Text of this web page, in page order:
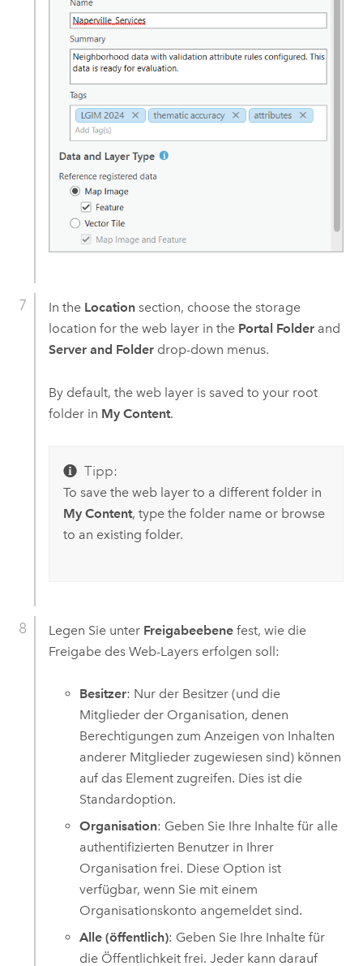
In the Locationsection, choose the storage
location for the web layer in the Portal Folderand
Server and Folderdrop-down menus.
By default, the web layer is saved to your root
folder in My Content.
Tipp:
To save the web layer to a different folder in
My Content, type the folder name or browse
to an existing folder.
Legen Sie unter Freigabeebenefest, wie die
Freigabe des Web-Layers erfolgen soll:
Besitzer: Nur der Besitzer (und die
Mitglieder der Organisation, denen
Berechtigungen zum Anzeigen von Inhalten
anderer Mitglieder zugewiesen sind) können
auf das Element zugreifen. Dies ist die
Standardoption.
Organisation: Geben Sie Ihre Inhalte für alle
authentifizierten Benutzer in Ihrer
Organisation frei. Diese Option ist
verfügbar, wenn Sie mit einem
Organisationskonto angemeldet sind.
Alle (öffentlich): Geben Sie Ihre Inhalte für
die Öffentlichkeit frei. Jeder kann darauf